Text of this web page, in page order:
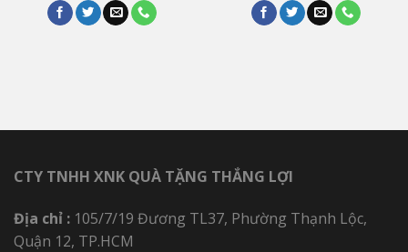
CTY TNHH XNK QUÀ TẶNG THẮNG LỢI
Địa chỉ : 105/7/19 Đương TL37, Phường Thạnh Lộc,
Quận 12, TP.HCM